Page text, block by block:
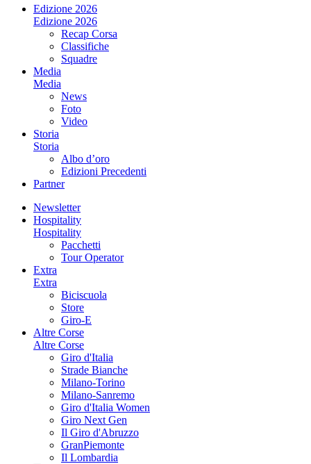
Edizione 2026
Edizione 2026
Recap Corsa
Classifiche
Squadre
Media
Media
News
Foto
Video
Storia
Storia
Albo d’oro
Edizioni Precedenti
Partner
Newsletter
Hospitality
Hospitality
Pacchetti
Tour Operator
Extra
Extra
Biciscuola
Store
Giro-E
Altre Corse
Altre Corse
Giro d'Italia
Strade Bianche
Milano-Torino
Milano-Sanremo
Giro d'Italia Women
Giro Next Gen
Il Giro d'Abruzzo
GranPiemonte
Il Lombardia